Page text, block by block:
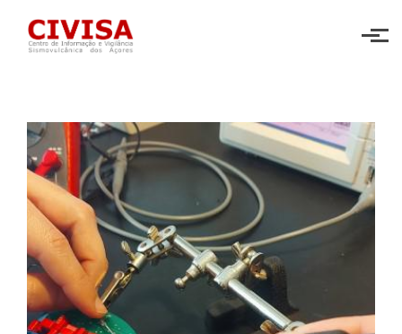
Skip to main content